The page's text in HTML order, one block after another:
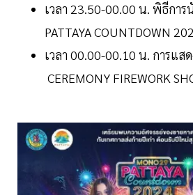
เวลา 23.50-00.00 น. พิธีการ
PATTAYA COUNTDOWN
เวลา 00.00-00.10 น. การแส
CEREMONY FIREWORK